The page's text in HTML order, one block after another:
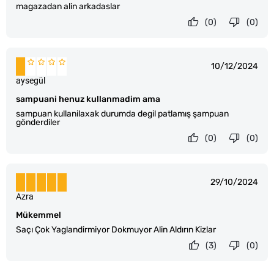
magazadan alin arkadaslar
(0)
(0)
10/12/2024
sampuani henuz kullanmadim ama
sampuan kullanilaxak durumda degil patlamış şampuan
gönderdiler
aysegül
(0)
(0)
29/10/2024
Mükemmel
Saçı Çok Yaglandirmiyor Dokmuyor Alin Aldırın Kizlar
Azra
(0)
(3)